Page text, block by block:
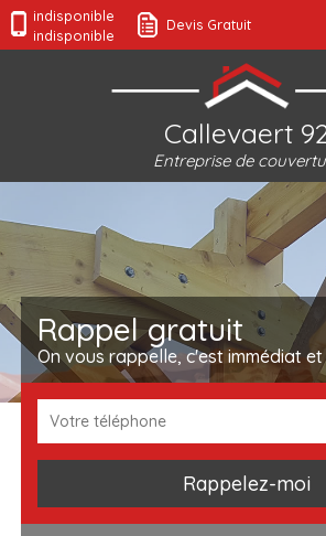
indisponible
indisponible
Devis Gratuit
Callevaert
Entreprise de
Rappel gratuit
On vous rappelle, c'est immédiat